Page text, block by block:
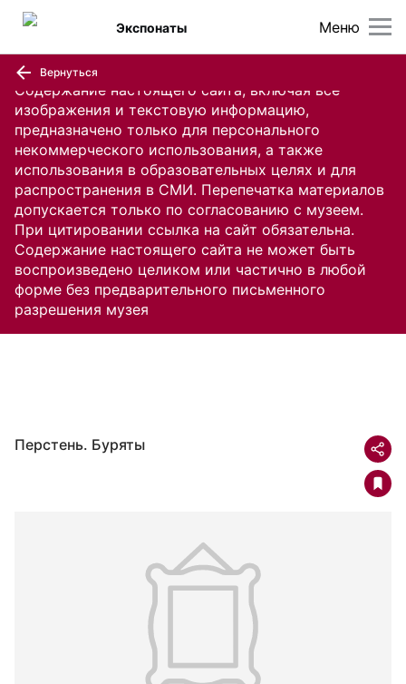
Содержание настоящего сайта, включая все
изображения и текстовую информацию,
предназначено только для персонального
некоммерческого использования, а также
использования в образовательных целях и для
распространения в СМИ. Перепечатка материалов
допускается только по согласованию с музеем.
При цитировании ссылка на сайт обязательна.
Содержание настоящего сайта не может быть
воспроизведено целиком или частично в любой
форме без предварительного письменного
разрешения музея
Меню
Экспонаты
Вернуться
Перстень. Буряты